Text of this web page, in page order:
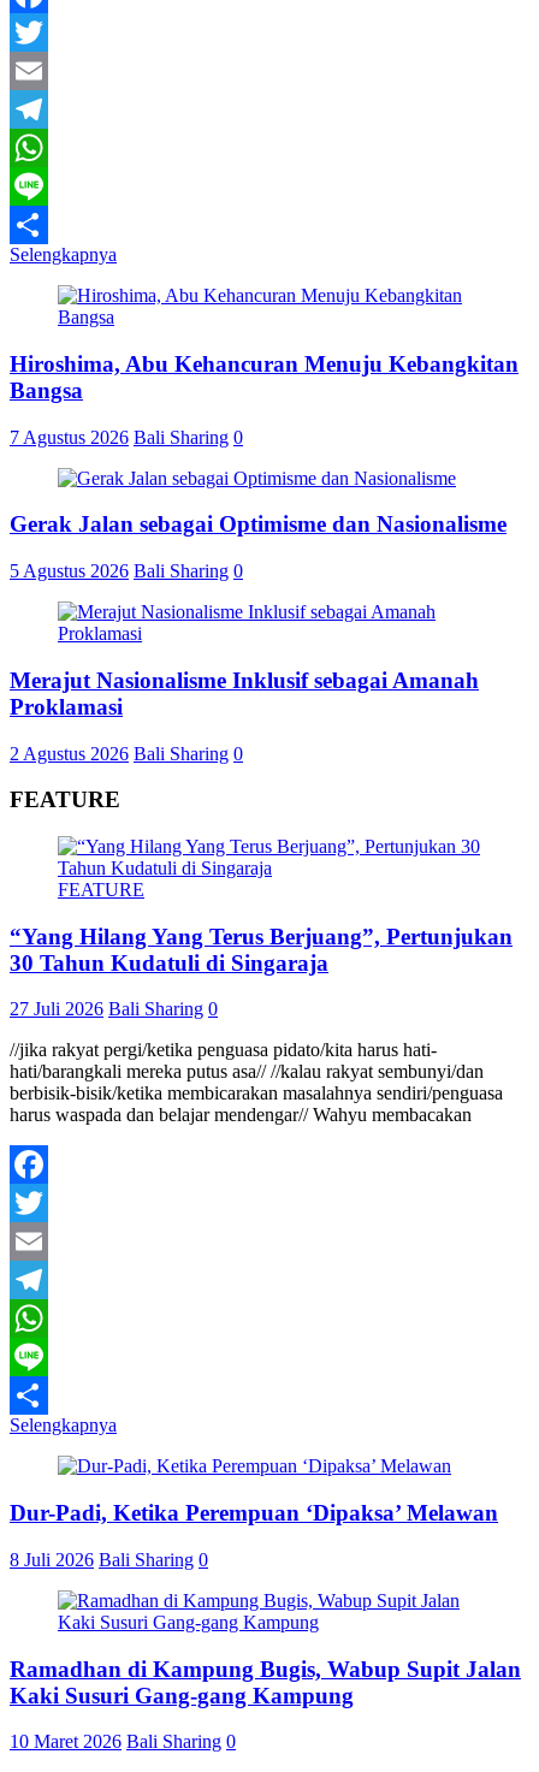
Facebook
Twitter
Email
Telegram
WhatsApp
Line
Share
Selengkapnya
Hiroshima, Abu Kehancuran Menuju Kebangkitan
Bangsa
7 Agustus 2026 Bali Sharing 0
Gerak Jalan sebagai Optimisme dan Nasionalisme
5 Agustus 2026 Bali Sharing 0
Merajut Nasionalisme Inklusif sebagai Amanah
Proklamasi
2 Agustus 2026 Bali Sharing 0
FEATURE
FEATURE
“Yang Hilang Yang Terus Berjuang”, Pertunjukan
30 Tahun Kudatuli di Singaraja
27 Juli 2026 Bali Sharing 0
//jika rakyat pergi/ketika penguasa pidato/kita harus hati-
hati/barangkali mereka putus asa// //kalau rakyat sembunyi/dan
berbisik-bisik/ketika membicarakan masalahnya sendiri/penguasa
harus waspada dan belajar mendengar// Wahyu membacakan
Facebook
Twitter
Email
Telegram
WhatsApp
Line
Share
Selengkapnya
Dur-Padi, Ketika Perempuan ‘Dipaksa’ Melawan
8 Juli 2026 Bali Sharing 0
Ramadhan di Kampung Bugis, Wabup Supit Jalan
Kaki Susuri Gang-gang Kampung
10 Maret 2026 Bali Sharing 0